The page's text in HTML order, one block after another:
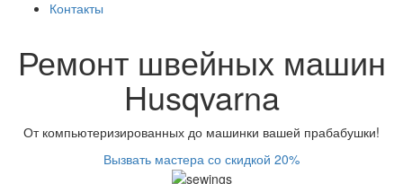
Контакты
Ремонт швейных машин
Husqvarna
От компьютеризированных до машинки вашей прабабушки!
Вызвать мастера со скидкой 20%